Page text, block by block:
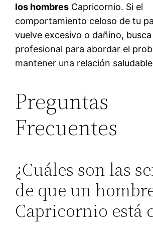
los hombres Capricornio. Si el
comportamiento celoso de tu
vuelve excesivo o dañino,
profesional para abordar el
mantener una relación
Preguntas
Frecuentes
¿Cuáles son las
de que un
Capricornio está